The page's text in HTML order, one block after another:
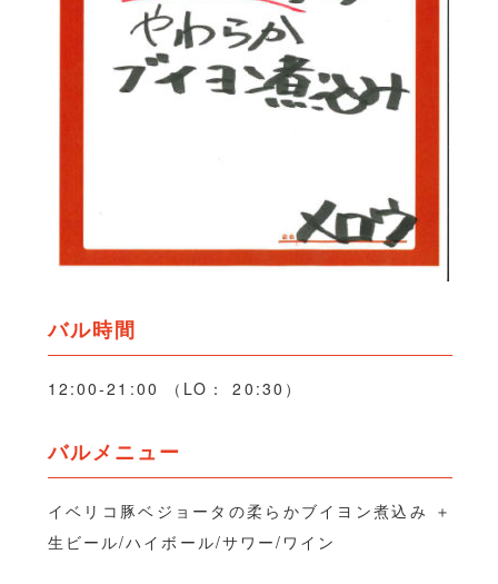
バル時間
12:00-21:00 （LO： 20:30）
バルメニュー
イベリコ豚ベジョータの柔らかブイヨン煮込み ＋
生ビール/ハイボール/サワー/ワイン